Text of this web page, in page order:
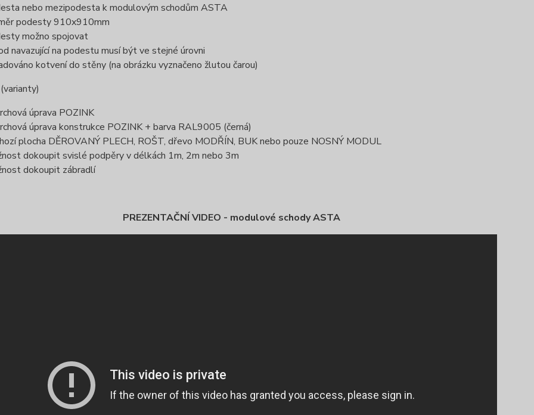
nebo mezipodesta k modulovým schodům ASTA
podesty 910x910mm
možno spojovat
navazující na podestu musí být ve stejné úrovni
kotvení do stěny (na obrázku vyznačeno žlutou čarou)
úprava POZINK
úprava konstrukce POZINK + barva RAL9005 (černá)
plocha DĚROVANÝ PLECH, ROŠT, dřevo MODŘÍN, BUK nebo pouze NOSNÝ MODUL
dokoupit svislé podpěry v délkách 1m, 2m nebo 3m
dokoupit zábradlí
PREZENTAČNÍ VIDEO - modulové schody ASTA